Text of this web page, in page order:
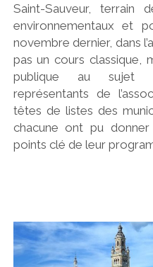
Saint-Sauveur, terrain
environnementaux et
novembre dernier, dans
pas un cours classique,
publique au sujet
représentants de
têtes de listes des
chacune ont pu
points clé de leur